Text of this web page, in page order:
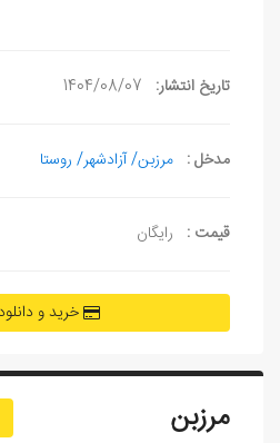
تاریخ انتشار: 1404/08/07
مدخل : مرزبن/ آزادشهر/ روستا
قیمت : رایگان
خرید و
مرزبن